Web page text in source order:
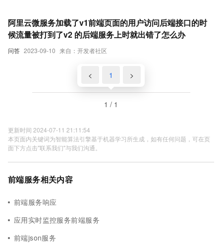
问答 2023-09-10 来自：开发者社区
阿里云微服务加载了v1前端页面的用户访问后端接口的时
候流量被打到了v2 的后端服务上时就出错了怎么办
< 1 >
1 / 1
更新时间 2024-07-11 21:11:54
本页面内关键词为智能算法引擎基于机器学习所生成，如有任何问题，可在页
面下方点击"联系我们"与我们沟通。
前端服务相关内容
前端服务响应
应用实时监控服务前端服务
前端json服务